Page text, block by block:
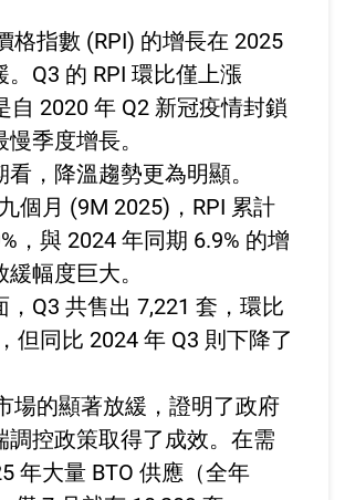
格指數 (RPI) 的增長在 2025
。Q3 的 RPI 環比僅上漲
自 2020 年 Q2 新冠疫情封鎖
季度增長。
，降溫趨勢更為明顯。
個月 (9M 2025)，RPI 累計
，與 2024 年同期 6.9% 的增
幅度巨大。
，Q3 共售出 7,221 套，環比
但同比 2024 年 Q3 則下降了
場的顯著放緩，證明了政府
調控政策取得了成效。在需
年大量 BTO 供應（全年